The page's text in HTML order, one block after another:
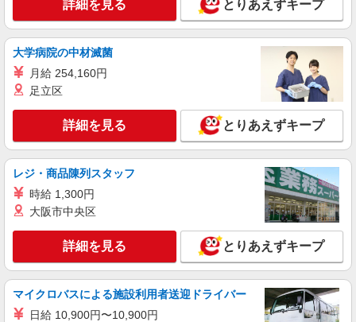
コンパスグループ・ジャパン株式会社 39312_p
調理師【アルバイト・パート】
(試用期間2ヶ月) 残業が発生した場合、残業代を1
グランダ西馬込 （東京都大田区南馬込5-42-
キープ 詳細を見る
コンパスグループ・ジャパン株式会社 39275_p
調理補助【アルバイト・パート】
(試用期間2ヶ月) 残業が発生した場合、残業代を1
分単位で別途支給します。
グランダ大森山王 （東京都大田区山王1-40-
22）
キープ 詳細を見る
詳細を見る とりあえずキープ
大学病院の中材滅菌
月給 254,160円
足立区
詳細を見る とりあえずキープ
レジ・商品陳列スタッフ
時給 1,300円
大阪市中央区
詳細を見る とりあえずキープ
マイクロバスによる施設利用者送迎ドライバー
日給 10,900円〜10,900円